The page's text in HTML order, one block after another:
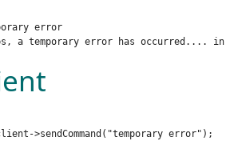
error
>sendCommand("temporary error");